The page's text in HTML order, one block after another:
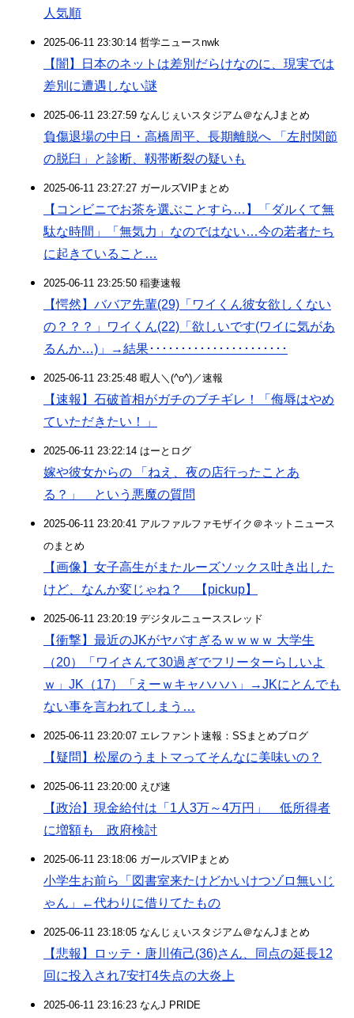
人気順
2025-06-11 23:30:14 哲学ニュースnwk
【闇】日本のネットは差別だらけなのに、現実では
差別に遭遇しない謎
2025-06-11 23:27:59 なんじぇいスタジアム＠なんJまとめ
負傷退場の中日・高橋周平、長期離脱へ 「左肘関節
の脱臼」と診断、靱帯断裂の疑いも
2025-06-11 23:27:27 ガールズVIPまとめ
【コンビニでお茶を選ぶことすら…】「ダルくて無
駄な時間」「無気力」なのではない…今の若者たち
に起きていること…
2025-06-11 23:25:50 稲妻速報
【愕然】ババア先輩(29)「ワイくん彼女欲しくない
の？？？」ワイくん(22)「欲しいです(ワイに気があ
るんか…)」→結果･･････････････････････
2025-06-11 23:25:48 暇人＼(^o^)／速報
【速報】石破首相がガチのブチギレ！「侮辱はやめ
ていただきたい！」
2025-06-11 23:22:14 はーとログ
嫁や彼女からの 「ねえ、夜の店行ったことあ
る？」 という悪魔の質問
2025-06-11 23:20:41 アルファルファモザイク＠ネットニュース
のまとめ
【画像】女子高生がまたルーズソックス吐き出した
けど、なんか変じゃね？ 【pickup】
2025-06-11 23:20:19 デジタルニューススレッド
【衝撃】最近のJKがヤバすぎるｗｗｗｗ 大学生
（20）「ワイさんて30過ぎでフリーターらしいよ
ｗ」JK（17）「えーｗキャハハハ」→JKにとんでも
ない事を言われてしまう…
2025-06-11 23:20:07 エレファント速報：SSまとめブログ
【疑問】松屋のうまトマってそんなに美味いの？
2025-06-11 23:20:00 えび速
【政治】現金給付は「1人3万～4万円」 低所得者
に増額も 政府検討
2025-06-11 23:18:06 ガールズVIPまとめ
小学生お前ら「図書室来たけどかいけつゾロ無いじ
ゃん」←代わりに借りてたもの
2025-06-11 23:18:05 なんじぇいスタジアム＠なんJまとめ
【悲報】ロッテ・唐川侑己(36)さん、同点の延長12
回に投入され7安打4失点の大炎上
2025-06-11 23:16:23 なんJ PRIDE